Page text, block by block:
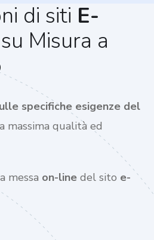
di siti E-
su Misura a
specifiche esigenze del
massima qualità ed
messa on-line del sito e-